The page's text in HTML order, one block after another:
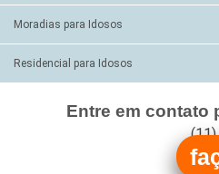
Moradias para Idosos
Residencial para Idosos
Entre em contato
(11)
(11)